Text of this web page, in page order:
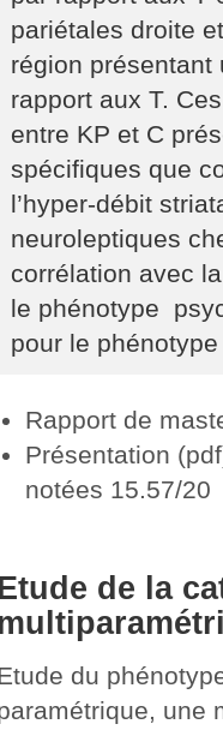
pariétales droite
région présentant
rapport aux T.
entre KP et C
spécifiques que
l’hyper-débit
neuroleptiques
corrélation avec
le phénotype
pour le
Rapport de
Présentation
notées 15.57/20
de la
du
une